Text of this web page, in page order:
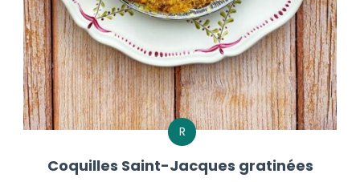
R
Coquilles Saint-Jacques gratinées